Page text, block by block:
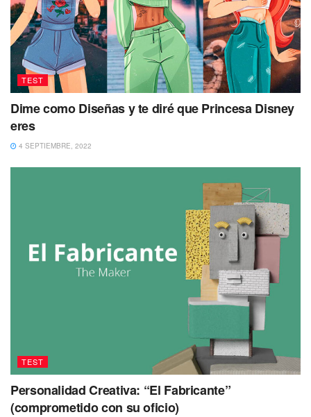
TEST
Dime como Diseñas y te diré que Princesa Disney
eres
4 SEPTIEMBRE, 2022
TEST
Personalidad Creativa: “El Fabricante”
(comprometido con su oficio)